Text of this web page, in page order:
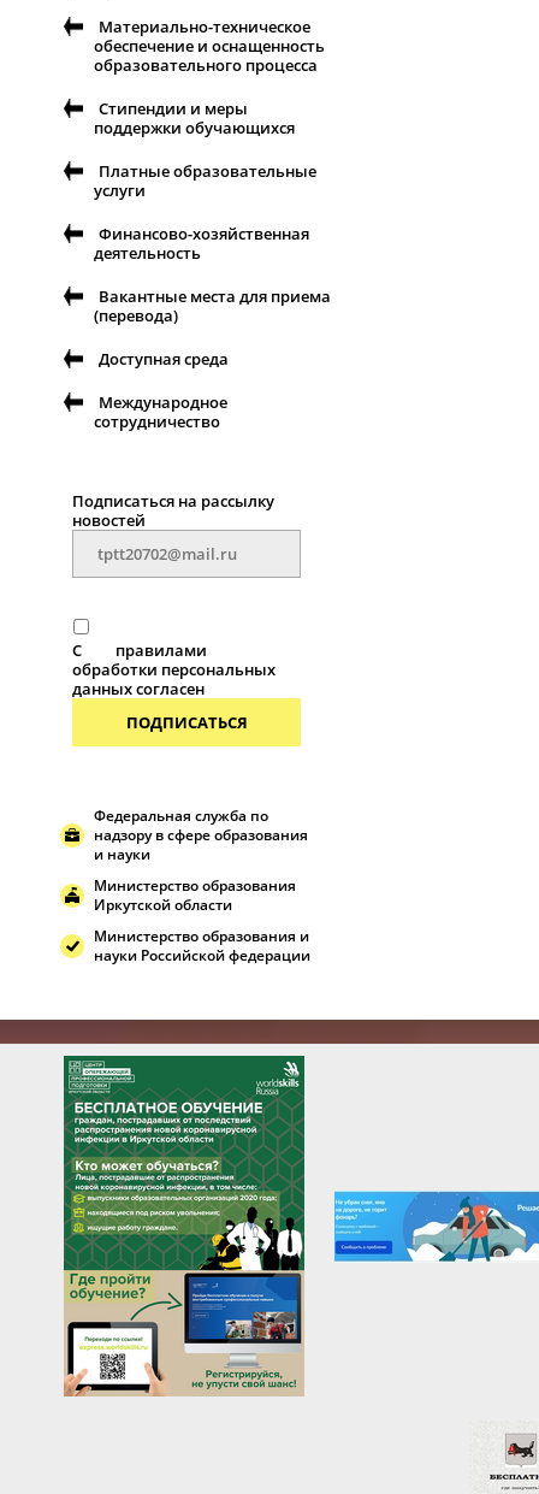
Материально-техническое
обеспечение и оснащенность
образовательного процесса
Стипендии и меры
поддержки обучающихся
Платные образовательные
услуги
Финансово-хозяйственная
деятельность
Вакантные места для приема
(перевода)
Доступная среда
Международное
сотрудничество
Подписаться на рассылку
новостей
С
правилами
обработки персональных
данных согласен
ПОДПИСАТЬСЯ
Федеральная служба по
надзору в сфере образования
и науки
Министерство образования
Иркутской области
Министерство образования и
науки Российской федерации